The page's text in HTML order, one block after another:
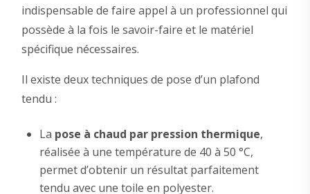
indispensable de faire appel à un professionnel qui
possède à la fois le savoir-faire et le matériel
spécifique nécessaires.
Il existe deux techniques de pose d’un plafond
tendu :
La pose à chaud par pression thermique,
réalisée à une température de 40 à 50 °C,
permet d’obtenir un résultat parfaitement
tendu avec une toile en polyester.